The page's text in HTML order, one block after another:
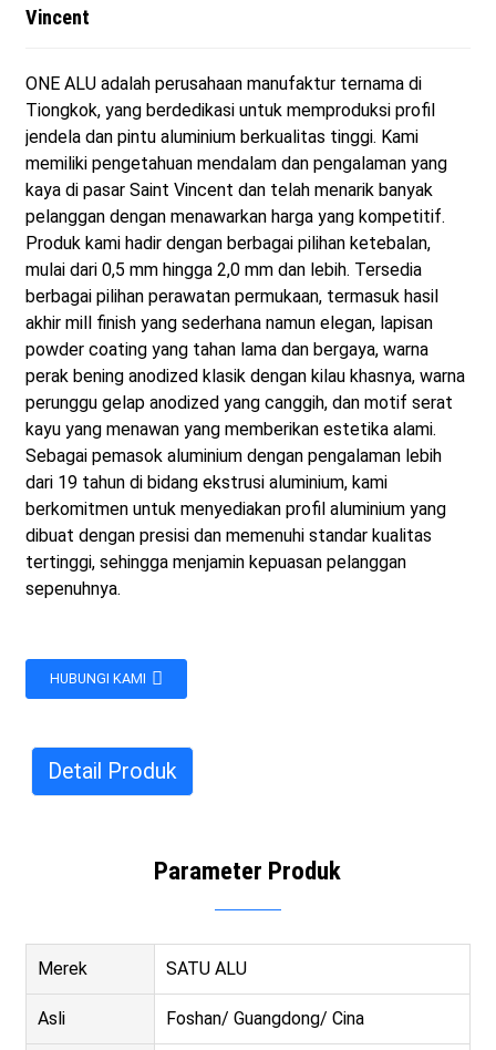
Vincent
ONE ALU adalah perusahaan manufaktur ternama di
Tiongkok, yang berdedikasi untuk memproduksi profil
jendela dan pintu aluminium berkualitas tinggi. Kami
memiliki pengetahuan mendalam dan pengalaman yang
kaya di pasar Saint Vincent dan telah menarik banyak
pelanggan dengan menawarkan harga yang kompetitif.
Produk kami hadir dengan berbagai pilihan ketebalan,
mulai dari 0,5 mm hingga 2,0 mm dan lebih. Tersedia
berbagai pilihan perawatan permukaan, termasuk hasil
akhir mill finish yang sederhana namun elegan, lapisan
powder coating yang tahan lama dan bergaya, warna
perak bening anodized klasik dengan kilau khasnya, warna
perunggu gelap anodized yang canggih, dan motif serat
kayu yang menawan yang memberikan estetika alami.
Sebagai pemasok aluminium dengan pengalaman lebih
dari 19 tahun di bidang ekstrusi aluminium, kami
berkomitmen untuk menyediakan profil aluminium yang
dibuat dengan presisi dan memenuhi standar kualitas
tertinggi, sehingga menjamin kepuasan pelanggan
sepenuhnya.
HUBUNGI KAMI
Detail Produk
Parameter Produk
Merek SATU ALU
Asli Foshan/ Guangdong/ Cina